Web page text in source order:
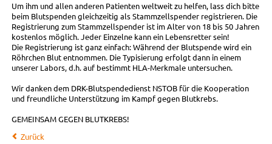
Um ihm und allen anderen Patienten weltweit zu helfen, lass dich bitte
beim Blutspenden gleichzeitig als Stammzellspender registrieren. Die
Registrierung zum Stammzellspender ist im Alter von 18 bis 50 Jahren
kostenlos möglich. Jeder Einzelne kann ein Lebensretter sein!
Die Registrierung ist ganz einfach: Während der Blutspende wird ein
Röhrchen Blut entnommen. Die Typisierung erfolgt dann in einem
unserer Labors, d.h. auf bestimmt HLA-Merkmale untersuchen.
Wir danken dem DRK-Blutspendedienst NSTOB für die Kooperation
und freundliche Unterstützung im Kampf gegen Blutkrebs.
GEMEINSAM GEGEN BLUTKREBS!
Zurück